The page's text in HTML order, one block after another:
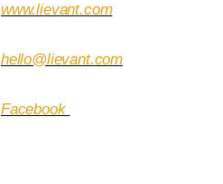
www.lievant.com
hello@lievant.com
Facebook